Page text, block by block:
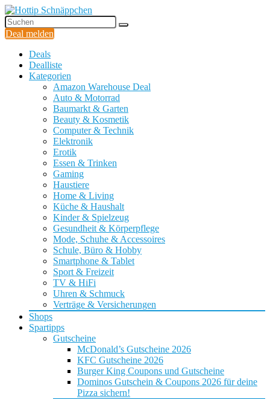
Deal melden
Deals
Dealliste
Kategorien
Amazon Warehouse Deal
Auto & Motorrad
Baumarkt & Garten
Beauty & Kosmetik
Computer & Technik
Elektronik
Erotik
Essen & Trinken
Gaming
Haustiere
Home & Living
Küche & Haushalt
Kinder & Spielzeug
Gesundheit & Körperpflege
Mode, Schuhe & Accessoires
Schule, Büro & Hobby
Smartphone & Tablet
Sport & Freizeit
TV & HiFi
Uhren & Schmuck
Verträge & Versicherungen
Shops
Spartipps
Gutscheine
McDonald’s Gutscheine 2026
KFC Gutscheine 2026
Burger King Coupons und Gutscheine
Dominos Gutschein & Coupons 2026 für deine
Pizza sichern!